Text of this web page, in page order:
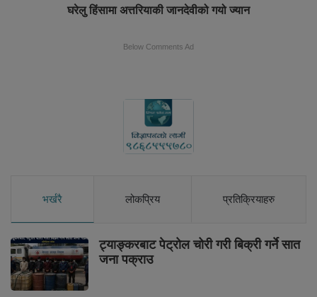
घरेलु हिंसामा अत्तरियाकी जानदेवीको गयो ज्यान
Below Comments Ad
भर्खरै लोकप्रिय प्रतिक्रियाहरु
ट्याङ्करबाट पेट्रोल चोरी गरी बिक्री गर्ने सात
जना पक्राउ